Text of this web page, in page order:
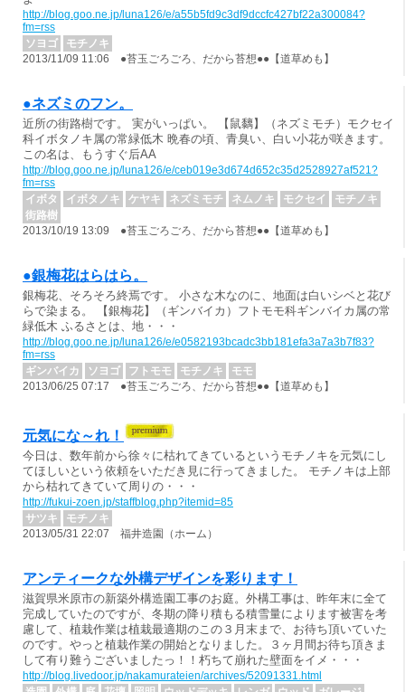
http://blog.goo.ne.jp/luna126/e/a55b5fd9c3df9dccfc427bf22a300084?
fm=rss
ソヨゴ
モチノキ
2013/11/09 11:06 ●苔玉ごろごろ、だから苔想●●【道草めも】
●ネズミのフン。
近所の街路樹です。 実がいっぱい。 【鼠黐】（ネズミモチ）モクセイ
科イボタノキ属の常緑低木 晩春の頃、青臭い、白い小花が咲きます。
この名は、もうすぐ后ΑΑ
http://blog.goo.ne.jp/luna126/e/ceb019e3d674d652c35d2528927af521?
fm=rss
イボタ
イボタノキ ケヤキ ネズミモチ ネムノキ モクセイ
モチノキ
街路樹
2013/10/19 13:09 ●苔玉ごろごろ、だから苔想●●【道草めも】
●銀梅花はらはら。
銀梅花、そろそろ終焉です。 小さな木なのに、地面は白いシベと花び
らで染まる。 【銀梅花】（ギンバイカ）フトモモ科ギンバイカ属の常
緑低木 ふるさとは、地・・・
http://blog.goo.ne.jp/luna126/e/e0582193bcadc3bb181efa3a7a3b7f83?
fm=rss
ギンバイカ
ソヨゴ フトモモ モチノキ
モモ
2013/06/25 07:17 ●苔玉ごろごろ、だから苔想●●【道草めも】
元気にな～れ！
今日は、数年前から徐々に枯れてきているというモチノキを元気にし
てほしいという依頼をいただき見に行ってきました。 モチノキは上部
から枯れてきていて周りの・・・
http://fukui-zoen.jp/staffblog.php?itemid=85
サツキ
モチノキ
2013/05/31 22:07 福井造園（ホーム）
アンティークな外構デザインを彩ります！
滋賀県米原市の新築外構造園工事のお庭。外構工事は、昨年末に全て
完成していたのですが、冬期の降り積もる積雪量によります被害を考
慮して、植栽作業は植栽最適期のこの３月末まで、お待ち頂いていた
のです。やっと植栽作業の開始となりました。３ヶ月間お待ち頂きま
して有り難うございましたっ！！朽ちて崩れた壁面をイメ・・・
http://blog.livedoor.jp/nakamurateien/archives/52091331.html